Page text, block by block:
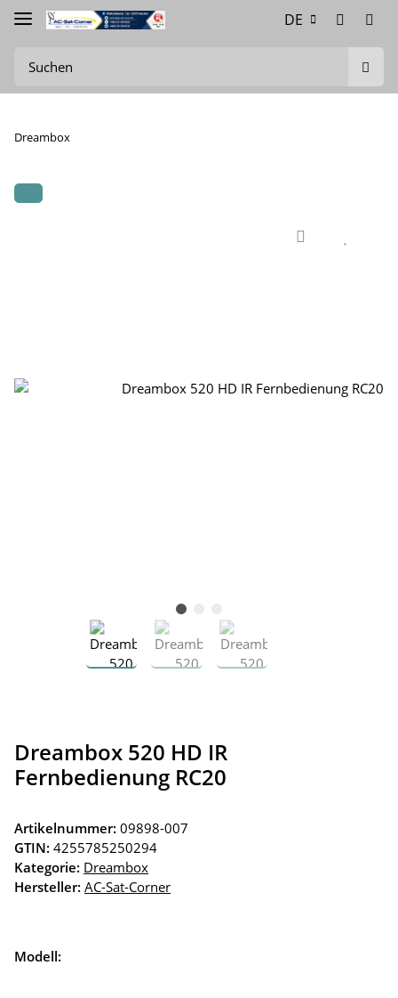
DE
Dreambox
Dreambox 520 HD IR
Fernbedienung RC20
Artikelnummer: 09898-007
GTIN: 4255785250294
Kategorie: Dreambox
Hersteller: AC-Sat-Corner
Modell: